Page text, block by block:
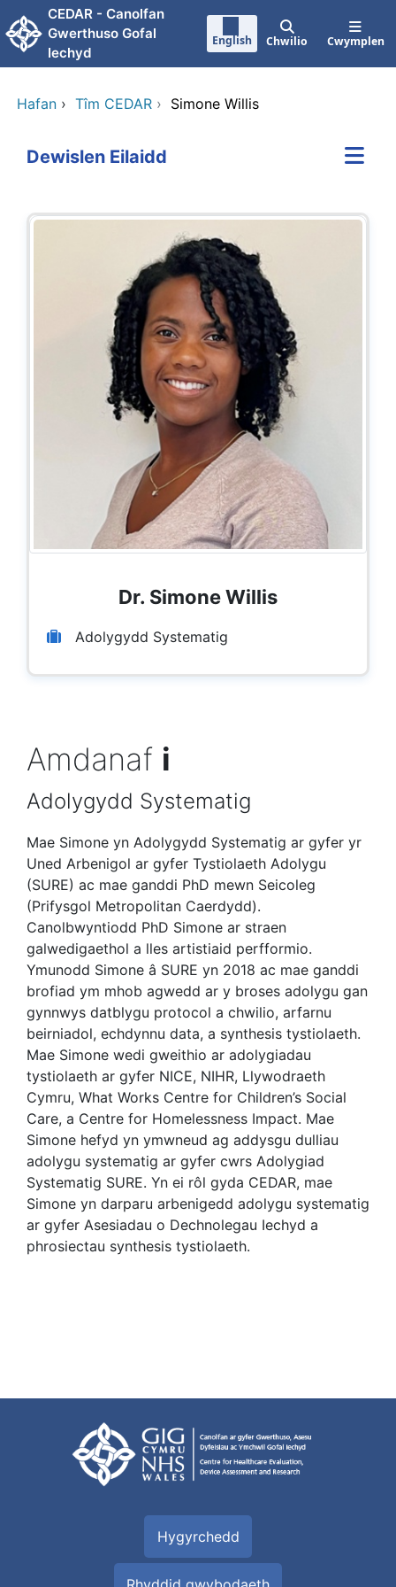
Neidio i'r prif gynnwy
CEDAR - Canolfan
Gwerthuso Gofal
Iechyd
English Chwilio Cwymplen
Hafan › Tîm CEDAR › Simone Willis
Dewislen Eilaidd
Dr. Simone Willis
Adolygydd Systematig
Amdanaf i
Adolygydd Systematig
Mae Simone yn Adolygydd Systematig ar gyfer yr
Uned Arbenigol ar gyfer Tystiolaeth Adolygu
(SURE) ac mae ganddi PhD mewn Seicoleg
(Prifysgol Metropolitan Caerdydd).
Canolbwyntiodd PhD Simone ar straen
galwedigaethol a lles artistiaid perfformio.
Ymunodd Simone â SURE yn 2018 ac mae ganddi
brofiad ym mhob agwedd ar y broses adolygu gan
gynnwys datblygu protocol a chwilio, arfarnu
beirniadol, echdynnu data, a synthesis tystiolaeth.
Mae Simone wedi gweithio ar adolygiadau
tystiolaeth ar gyfer NICE, NIHR, Llywodraeth
Cymru, What Works Centre for Children’s Social
Care, a Centre for Homelessness Impact. Mae
Simone hefyd yn ymwneud ag addysgu dulliau
adolygu systematig ar gyfer cwrs Adolygiad
Systematig SURE. Yn ei rôl gyda CEDAR, mae
Simone yn darparu arbenigedd adolygu systematig
ar gyfer Asesiadau o Dechnolegau Iechyd a
phrosiectau synthesis tystiolaeth.
Hygyrchedd